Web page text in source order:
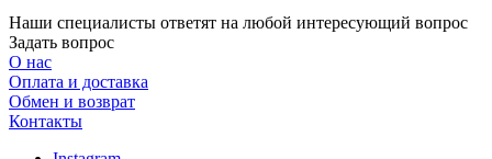
Наши специалисты ответят на любой интересующий вопрос
Задать вопрос
О нас
Оплата и доставка
Обмен и возврат
Контакты